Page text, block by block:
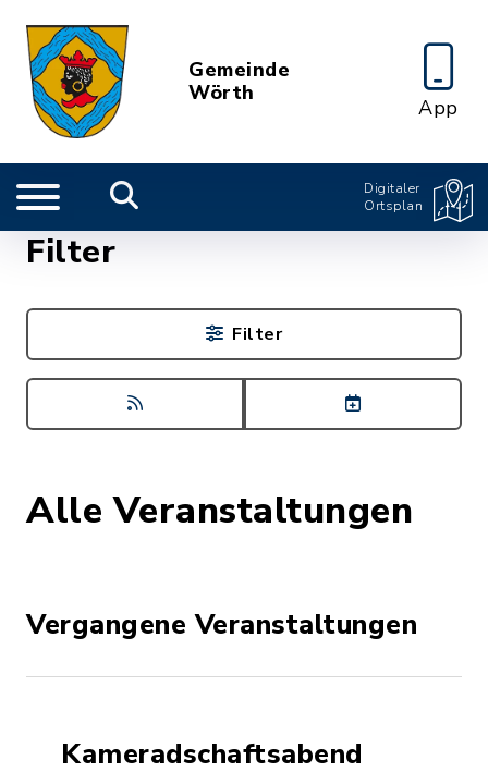
Gemeinde
Wörth
App
Digitaler
Ortsplan
Alle Veranstaltungen
Vergangene Veranstaltungen
Kameradschaftsabend
Filter
Filter